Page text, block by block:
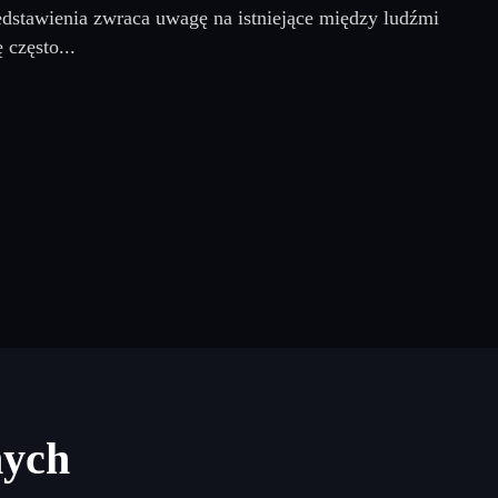
zwraca uwagę na istniejące między ludźmi
często...